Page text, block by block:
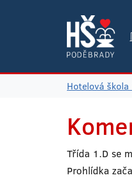
Hotelová škola
Třída 1.D se
Prohlídka